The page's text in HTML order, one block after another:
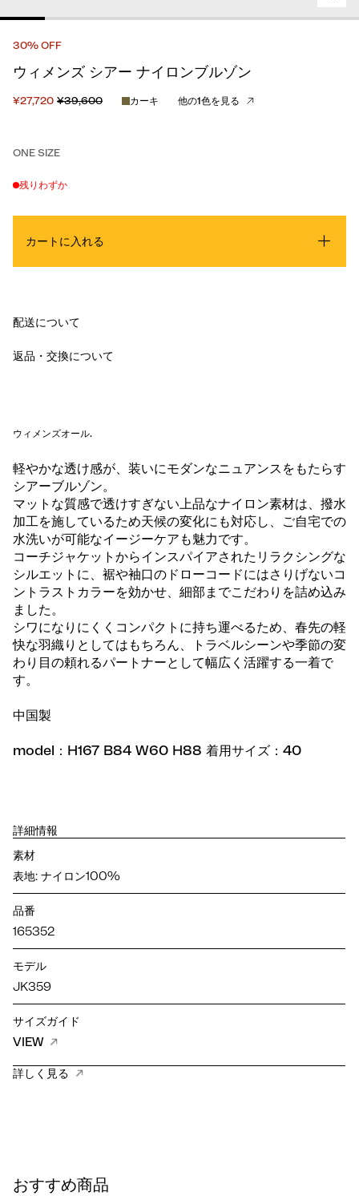
30% OFF
ウィメンズ シアー ナイロンブルゾン
¥27,720 ¥39,600 カーキ 他の1色を見る
ONE SIZE
残りわずか
カートに入れる
配送について
返品・交換について
ウィメンズオール.
軽やかな透け感が、装いにモダンなニュアンスをもたらす
シアーブルゾン。
マットな質感で透けすぎない上品なナイロン素材は、撥水
加工を施しているため天候の変化にも対応し、ご自宅での
水洗いが可能なイージーケアも魅力です。
コーチジャケットからインスパイアされたリラクシングな
シルエットに、裾や袖口のドローコードにはさりげないコ
ントラストカラーを効かせ、細部までこだわりを詰め込み
ました。
シワになりにくくコンパクトに持ち運べるため、春先の軽
快な羽織りとしてはもちろん、トラベルシーンや季節の変
わり目の頼れるパートナーとして幅広く活躍する一着で
す。
中国製
model：H167 B84 W60 H88 着用サイズ：40
詳細情報
素材
表地: ナイロン100%
品番
165352
モデル
JK359
サイズガイド
VIEW
詳しく見る
おすすめ商品